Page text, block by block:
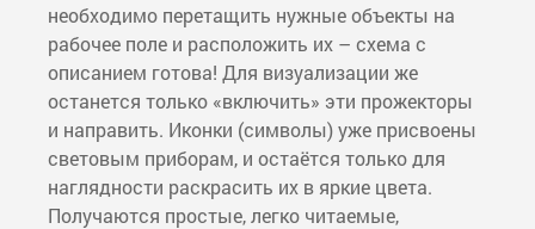
необходимо перетащить нужные объекты на
рабочее поле и расположить их – схема с
описанием готова! Для визуализации же
останется только «включить» эти прожекторы
и направить. Иконки (символы) уже присвоены
световым приборам, и остаётся только для
наглядности раскрасить их в яркие цвета.
Получаются простые, легко читаемые,